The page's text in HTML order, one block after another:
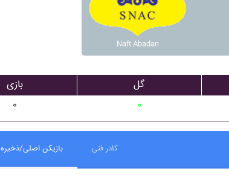
Naft Abadan
بازی
۰
گل
۰
بازیکن اصلی/ذخیره کادر فنی